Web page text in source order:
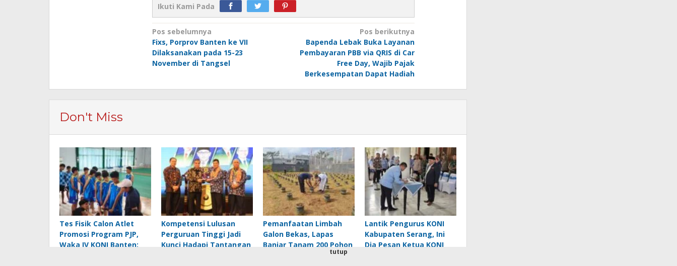
Ikuti Kami Pada
Navigasi
pos
Pos sebelumnya
Fixs, Porprov Banten ke VII
Dilaksanakan pada 15-23
November di Tangsel
Pos berikutnya
Bapenda Lebak Buka Layanan
Pembayaran PBB via QRIS di Car
Free Day, Wajib Pajak
Berkesempatan Dapat Hadiah
Don't Miss
Tes Fisik Calon Atlet
Promosi Program PJP,
Waka IV KONI Banten:
Kompetensi Lulusan
Perguruan Tinggi Jadi
Kunci Hadapi Tantangan
Pemanfaatan Limbah
Galon Bekas, Lapas
Banjar Tanam 200 Pohon
Cabai Dukung Program
Lantik Pengurus KONI
Kabupaten Serang, Ini
Dia Pesan Ketua KONI
tutup